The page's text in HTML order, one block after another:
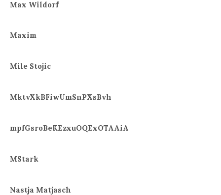
Max Wildorf
Maxim
Mile Stojic
MktvXkBFiwUmSnPXsBvh
mpfGsroBeKEzxuOQExOTAAiA
MStark
Nastja Matjasch